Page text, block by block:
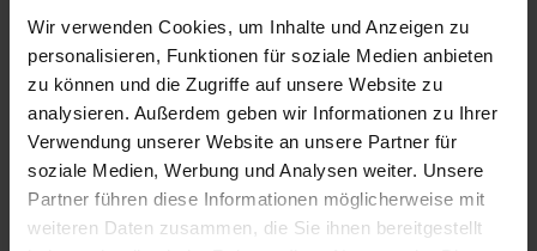
Wir verwenden Cookies, um Inhalte und Anzeigen zu
personalisieren, Funktionen für soziale Medien anbieten
zu können und die Zugriffe auf unsere Website zu
analysieren. Außerdem geben wir Informationen zu Ihrer
Verwendung unserer Website an unsere Partner für
soziale Medien, Werbung und Analysen weiter. Unsere
Partner führen diese Informationen möglicherweise mit
weiteren Daten zusammen, die Sie ihnen bereitgestellt
Individuelle Anfrage
Lieferzeiten
Artikel mit Werbeanbringung: ca. 10 Werktage
Muster mit Ihrer
Werbeanbringung zur Freigabe
der Produktion:
ca. 10 Werktage